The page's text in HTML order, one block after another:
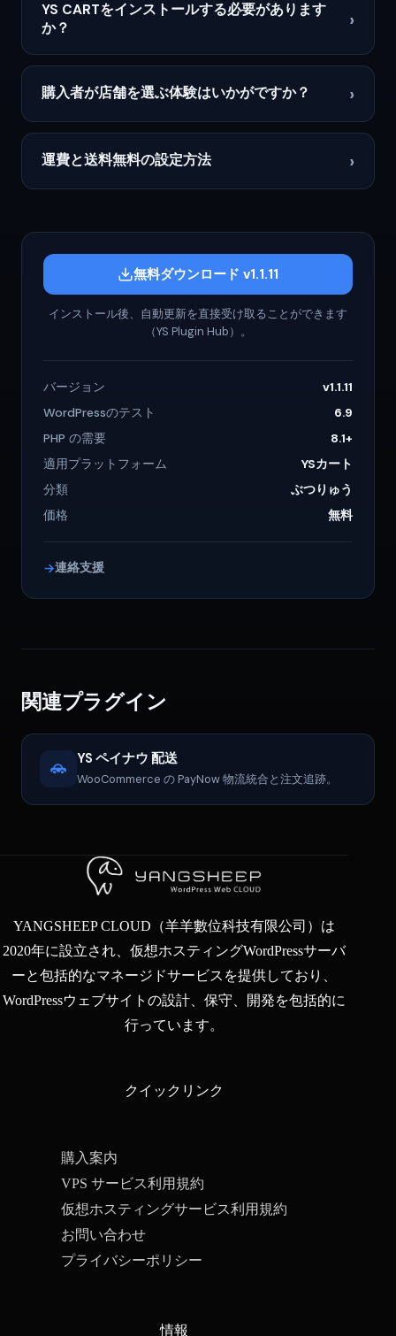
YS CARTをインストールする必要があります
か？
›
購入者が店舗を選ぶ体験はいかがですか？ ›
運費と送料無料の設定方法 ›
無料ダウンロード v1.1.11
インストール後、自動更新を直接受け取ることができます
（YS Plugin Hub）。
バージョン
v1.1.11
WordPressのテスト
6.9
PHP の需要
8.1+
適用プラットフォーム
YSカート
分類
ぶつりゅう
価格
無料
連絡支援
関連プラグイン
YS ペイナウ 配送
WooCommerce の PayNow 物流統合と注文追跡。
YANGSHEEP CLOUD（羊羊數位科技有限公司）は
2020年に設立され、仮想ホスティングWordPressサーバ
ーと包括的なマネージドサービスを提供しており、
WordPressウェブサイトの設計、保守、開発を包括的に
行っています。
クイックリンク
購入案内
VPS サービス利用規約
仮想ホスティングサービス利用規約
お問い合わせ
プライバシーポリシー
情報